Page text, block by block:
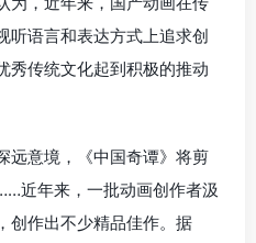
听语言和表达方式上追求创
秀传统文化起到积极的推动
远意境，《中国奇谭》将剪
近年来，一批动画创作者汲
创作出不少精品佳作。据